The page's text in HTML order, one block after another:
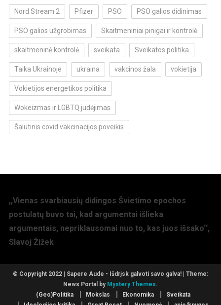
Nord Stream 2 Pfizer PSO PSO galios didinimas
PSO galios užgrobimas Skaitmeniniai pinigai ir kontrolė
skaitmeninė kontrolė sveikata Sveikatos politika
Taika Ukrainoje ukraina vakcinos žala vokietija
Vokietijos energetikos politika
Wokeizmas ir LGBTQ judėjimas
Šalutinis covid vakcinacijos poveikis
,,Vienas svarbiausių didingos Švietimo epochos
postulatų buvo tai, kad argumentai išlieka
argumentais, nepriklausomai nuo to, kas juos išsako‘‘,
Slavoj Žižek
© Copyright 2022 | Sapere Aude - Išdrįsk galvoti savo galva!
Theme:
News Portal by Mystery Themes.
(Geo)Politika
Mokslas Ekonomika
Sveikata